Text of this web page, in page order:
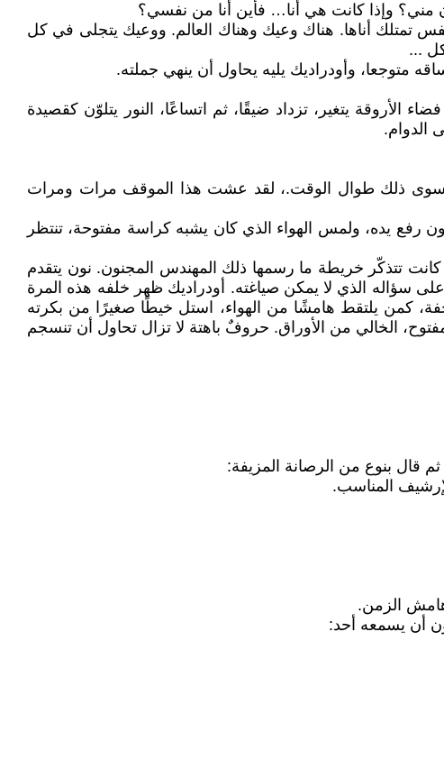
مني؟ وإذا كانت هي أنا… فأين أنا من نفسي؟
تمتلك أناها. هناك وعيك وهناك العالم. ووعيك يتجلى في كل
...
متوجعا، وأودراديك يليه يحاول أن ينهي جملته.
يتغير، تزداد ضيقًا، ثم اتساعًا، النور يتلوّن كقصيدة
الدوام.
سوى ذلك طوال الوقت.، لقد عشت هذا الموقف مرات ومرات
يده، ولمس الهواء الذي كان يشبه كراسة مفتوحة، تنتظر
كانت تتذكّر خريطة ما رسمها ذلك المهندس المجنون. نون يتقدم
سؤاله الذي لا يمكن صياغته. أودراديك ظهر خلفه هذه المرة
كمن يلتقط هامشًا من الهواء، استل خيطًا صغيرًا من بكرته
الخالي من الأوراق. حروفٌ باهتة لا تزال تحاول أن تنسجم
قال بنوع من الرصانة المزيفة:
المناسب.
الزمن.
أن يسمعه أحد: